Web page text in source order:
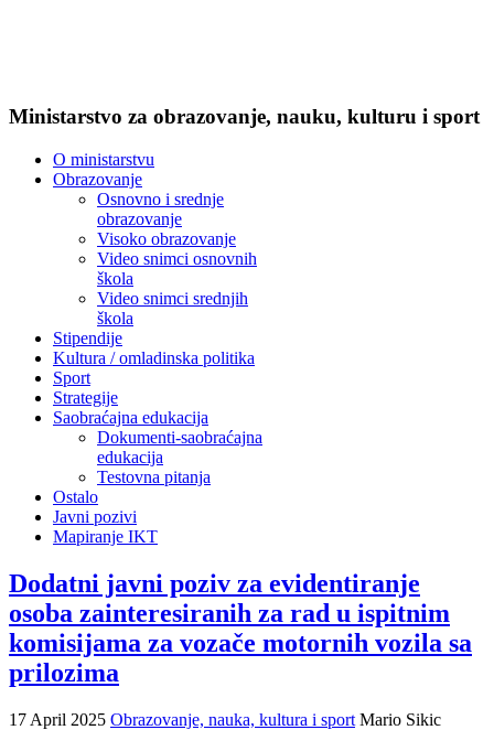
Ministarstvo za obrazovanje, nauku, kulturu i sport
O ministarstvu
Obrazovanje
Osnovno i srednje
obrazovanje
Visoko obrazovanje
Video snimci osnovnih
škola
Video snimci srednjih
škola
Stipendije
Kultura / omladinska politika
Sport
Strategije
Saobraćajna edukacija
Dokumenti-saobraćajna
edukacija
Testovna pitanja
Ostalo
Javni pozivi
Mapiranje IKT
Dodatni javni poziv za evidentiranje
osoba zainteresiranih za rad u ispitnim
komisijama za vozače motornih vozila sa
prilozima
17 April 2025 Obrazovanje, nauka, kultura i sport Mario Sikic